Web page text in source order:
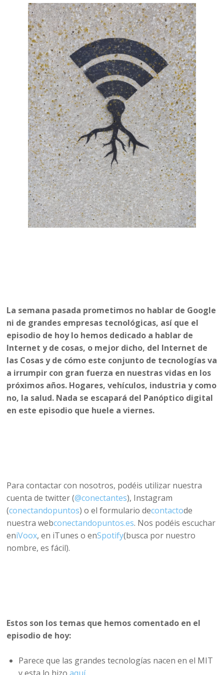
La semana pasada prometimos no hablar de Google
ni de grandes empresas tecnológicas, así que el
episodio de hoy lo hemos dedicado a hablar de
Internet y de cosas, o mejor dicho, del Internet de
las Cosas y de cómo este conjunto de tecnologías va
a irrumpir con gran fuerza en nuestras vidas en los
próximos años. Hogares, vehículos, industria y como
no, la salud. Nada se escapará del Panóptico digital
en este episodio que huele a viernes.
Para contactar con nosotros, podéis utilizar nuestra
cuenta de twitter (@conectantes), Instagram
(conectandopuntos) o el formulario decontactode
nuestra webconectandopuntos.es. Nos podéis escuchar
eniVoox, en iTunes o enSpotify(busca por nuestro
nombre, es fácil).
Estos son los temas que hemos comentado en el
episodio de hoy:
Parece que las grandes tecnologías nacen en el MIT